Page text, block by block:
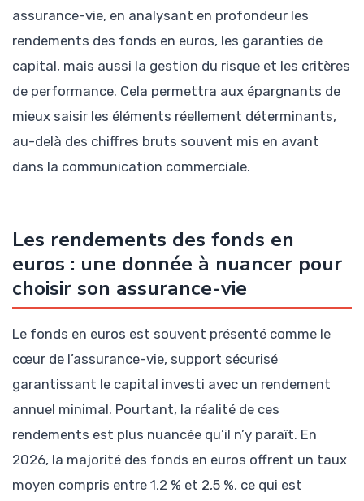
assurance-vie, en analysant en profondeur les
rendements des fonds en euros, les garanties de
capital, mais aussi la gestion du risque et les critères
de performance. Cela permettra aux épargnants de
mieux saisir les éléments réellement déterminants,
au-delà des chiffres bruts souvent mis en avant
dans la communication commerciale.
Les rendements des fonds en
euros : une donnée à nuancer pour
choisir son assurance-vie
Le fonds en euros est souvent présenté comme le
cœur de l’assurance-vie, support sécurisé
garantissant le capital investi avec un rendement
annuel minimal. Pourtant, la réalité de ces
rendements est plus nuancée qu’il n’y paraît. En
2026, la majorité des fonds en euros offrent un taux
moyen compris entre 1,2 % et 2,5 %, ce qui est